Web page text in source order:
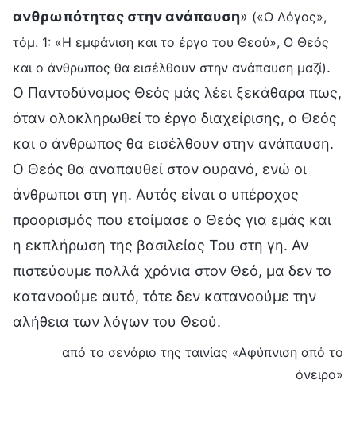
ανθρωπότητας στην ανάπαυση» («Ο Λόγος»,
τόμ. 1: «Η εμφάνιση και το έργο του Θεού», Ο Θεός
και ο άνθρωπος θα εισέλθουν στην ανάπαυση μαζί).
Ο Παντοδύναμος Θεός μάς λέει ξεκάθαρα πως,
όταν ολοκληρωθεί το έργο διαχείρισης, ο Θεός
και ο άνθρωπος θα εισέλθουν στην ανάπαυση.
Ο Θεός θα αναπαυθεί στον ουρανό, ενώ οι
άνθρωποι στη γη. Αυτός είναι ο υπέροχος
προορισμός που ετοίμασε ο Θεός για εμάς και
η εκπλήρωση της βασιλείας Του στη γη. Αν
πιστεύουμε πολλά χρόνια στον Θεό, μα δεν το
κατανοούμε αυτό, τότε δεν κατανοούμε την
αλήθεια των λόγων του Θεού.
από το σενάριο της ταινίας «Αφύπνιση από το
όνειρο»